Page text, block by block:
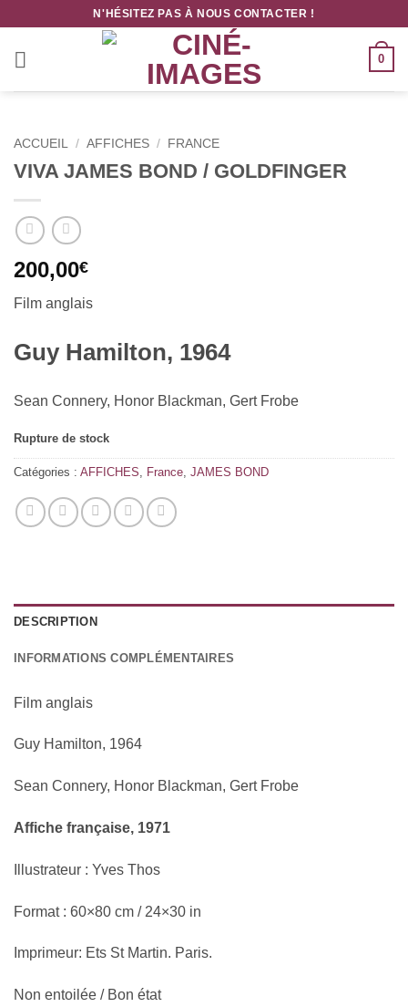
contenu
N'HÉSITEZ PAS À NOUS CONTACTER !
0
ACCUEIL / AFFICHES / FRANCE
VIVA JAMES BOND / GOLDFINGER
200,00€
Film anglais
Guy Hamilton, 1964
Sean Connery, Honor Blackman, Gert Frobe
Rupture de stock
Catégories : AFFICHES France JAMES BOND
DESCRIPTION
INFORMATIONS COMPLÉMENTAIRES
Film anglais
Guy Hamilton, 1964
Sean Connery, Honor Blackman, Gert Frobe
Affiche française, 1971
Illustrateur : Yves Thos
Format : 60×80 cm / 24×30 in
Imprimeur: Ets St Martin. Paris.
Non entoilée / Bon état